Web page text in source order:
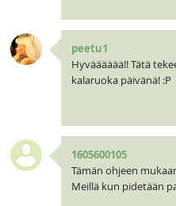
peetu1
Hyvääääää!! Tätä
kalaruoka päivänä! :P
1605600105
Tämän ohjeen
Meillä kun pidetään